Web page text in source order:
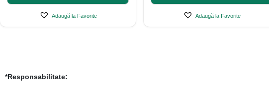
Adaugă la Favorite Adaugă la Favorite
*Responsabilitate: